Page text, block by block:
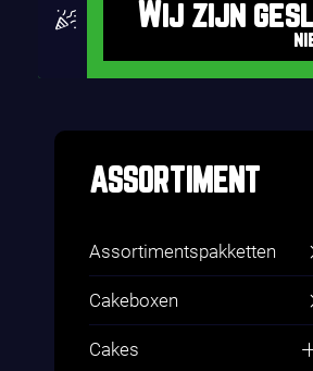
Wij zijn
ASSORTIMENT
Assortimentspakketten
Cakeboxen
Cakes